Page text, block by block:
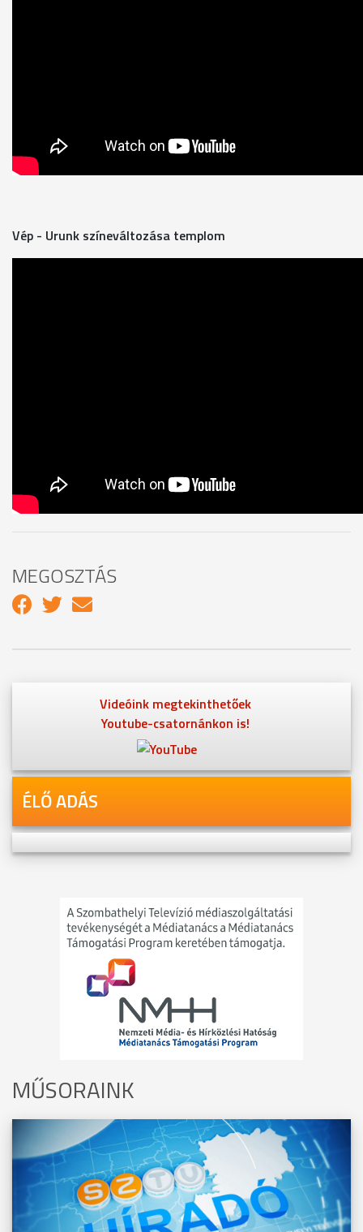
Vép - Urunk színeváltozása templom
MEGOSZTÁS
Videóink megtekinthetőek
Youtube-csatornánkon is!
ÉLŐ ADÁS
MŰSORAINK